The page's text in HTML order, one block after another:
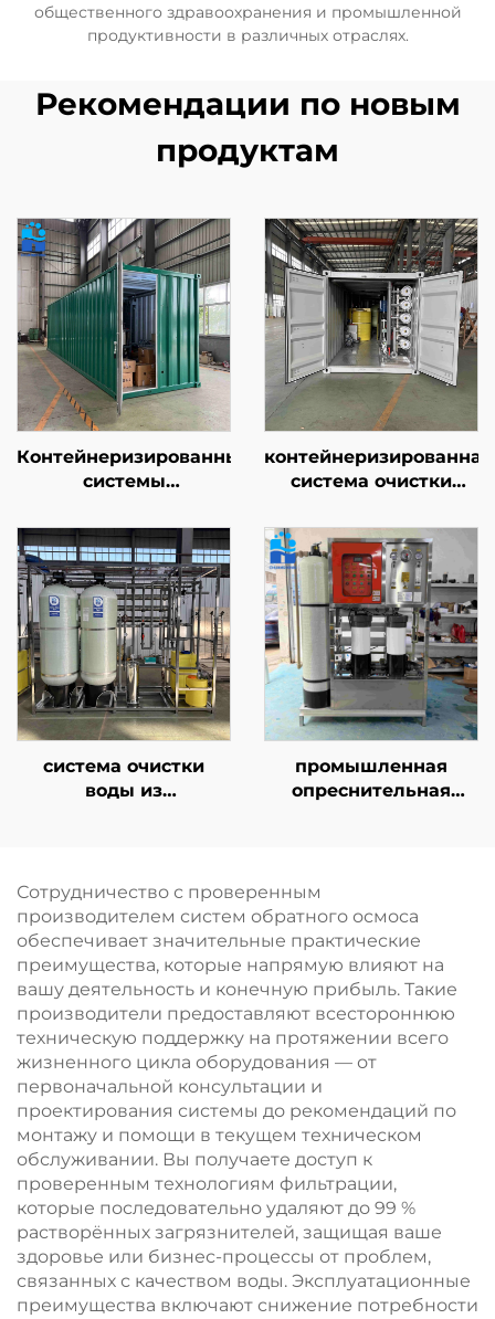
общественного здравоохранения и промышленной
продуктивности в различных отраслях.
Рекомендации по новым
продуктам
Контейнеризированные
системы
сертифицированные
по стандартам CE/ISO
| Промышленная
система обратного
осмоса
производительностью
50–500 м³/сут
контейнеризированная
система очистки
производительностью
20–40 т/ч, установка
для очистки воды на
основе системы
обратного осмоса
(RO) для
муниципального и
коммунального
водоснабжения
система очистки
воды из
производительность
3000 л/ч, установка
обратного осмоса для
проектов прямого
потребления
питьевой воды
промышленная
опреснительная
система водоочистки
SWRO для получения
питьевой воды
Сотрудничество с проверенным
производителем систем обратного осмоса
обеспечивает значительные практические
преимущества, которые напрямую влияют на
вашу деятельность и конечную прибыль. Такие
производители предоставляют всестороннюю
техническую поддержку на протяжении всего
жизненного цикла оборудования — от
первоначальной консультации и
проектирования системы до рекомендаций по
монтажу и помощи в текущем техническом
обслуживании. Вы получаете доступ к
проверенным технологиям фильтрации,
которые последовательно удаляют до 99 %
растворённых загрязнителей, защищая ваше
здоровье или бизнес-процессы от проблем,
связанных с качеством воды. Эксплуатационные
преимущества включают снижение потребности